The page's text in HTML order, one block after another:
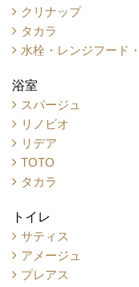
クリナップ
タカラ
水栓・レンジフード
浴室
スパージュ
リノビオ
リデア
TOTO
タカラ
トイレ
サティス
アメージュ
プレアス